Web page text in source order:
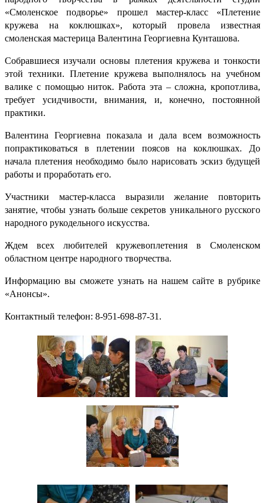
«Смоленское подворье» прошел мастер-класс «Плетение
кружева на коклюшках», который провела известная
смоленская мастерица Валентина Георгиевна Кунташова.
Собравшиеся изучали основы плетения кружева и тонкости
этой техники. Плетение кружева выполнялось на учебном
валике с помощью ниток. Работа эта – сложна, кропотлива,
требует усидчивости, внимания, и, конечно, постоянной
практики.
Валентина Георгиевна показала и дала всем возможность
попрактиковаться в плетении поясов на коклюшках. До
начала плетения необходимо было нарисовать эскиз будущей
работы и проработать его.
Участники мастер-класса выразили желание повторить
занятие, чтобы узнать больше секретов уникального русского
народного рукодельного искусства.
Ждем всех любителей кружевоплетения в Смоленском
областном центре народного творчества.
Информацию вы сможете узнать на нашем сайте в рубрике
«Анонсы».
Контактный телефон: 8-951-698-87-31.